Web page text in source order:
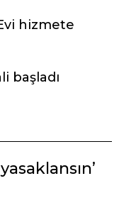
hizmete
başladı